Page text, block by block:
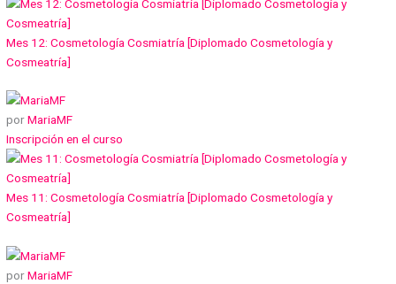
Mes 12: Cosmetología Cosmiatría [Diplomado Cosmetología y
Cosmeatría]
porMariaMF
Inscripción en el curso
Mes 11: Cosmetología Cosmiatría [Diplomado Cosmetología y
Cosmeatría]
porMariaMF